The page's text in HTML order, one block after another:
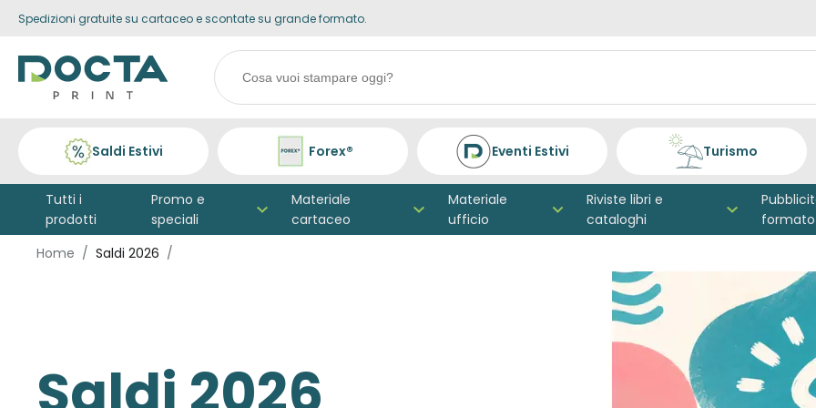
Skip to
Spedizioni gratuite su cartaceo e scontate su grande formato.
Search
products
Saldi Estivi Forex® Eventi Estivi Turismo
Tutti i
prodotti
Promo e
speciali
Materiale
cartaceo
Materiale
ufficio
Riviste libri e
cataloghi
formato
Home
Saldi 2026
Go to